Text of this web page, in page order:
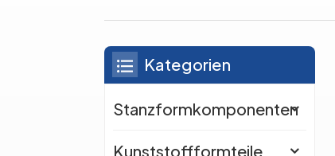
Kategorien
Stanzformkomponenten
Kunststoffformteile